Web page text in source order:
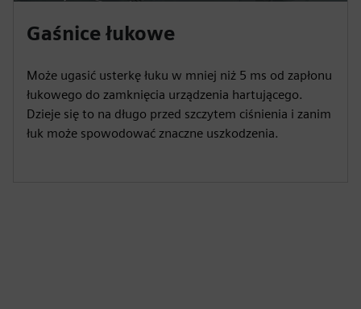
Gaśnice łukowe
Może ugasić usterkę łuku w mniej niż 5 ms od zapłonu
łukowego do zamknięcia urządzenia hartującego.
Dzieje się to na długo przed szczytem ciśnienia i zanim
łuk może spowodować znaczne uszkodzenia.